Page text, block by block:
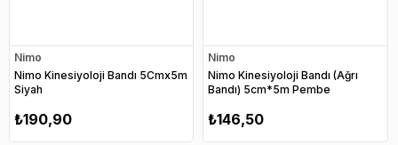
Nimo
Nimo Kinesiyoloji Bandı 5Cmx5m
Siyah
₺190,90
Nimo
Nimo Kinesiyoloji Bandı (Ağrı
Bandı) 5cm*5m Pembe
₺146,50